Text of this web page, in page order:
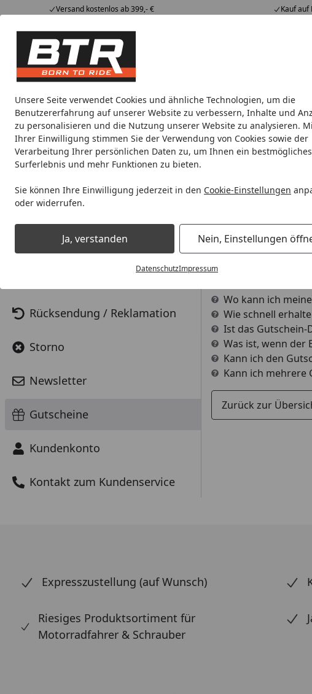
Unsere Seite verwendet Cookies und ähnliche Technologien, um die
Benutzererfahrung auf unserer Website zu verbessern, Inhalte und
zu personalisieren und die Nutzung unserer Website zu analysieren.
Ihrer Einwilligung stimmen Sie der Verwendung von Cookies sowie der
Verarbeitung Ihrer persönlichen Daten zu, um Ihnen ein bestmögliches
Surferlebnis und mehr Funktionen zu bieten.
Sie können Ihre Einwilligung jederzeit in den Cookie-Einstellungen
oder widerrufen.
Ja, verstanden Nein, Einstellungen
DatenschutzImpressum
Versand kostenlos ab 399,- € Kauf auf
Hotline07051 / 9 222 5959
Mi-Fr. 8-12 Uhr
Alle Produkte
Alle ProdukteMarken
Startseite
Wie Gutschein bezahlen?
Antworten zu den Themen
Versand und Lieferung
Rücksendung / Reklamation
Storno
Newsletter
Gutscheine
Kundenkonto
Kontakt zum Kundenservice
Wie kann
Für den Kauf eines
Zahlarten sind nicht
Weitere
Warum
Wie funktioniert
Wie kann ich
Wo kann ich
Wie schnell
Ist das Gutschein-
Was ist, wenn der
Kann ich den
Kann ich mehrere
Zurück zur
Expresszustellung (auf Wunsch)
Riesiges Produktsortiment für
Motorradfahrer & Schrauber